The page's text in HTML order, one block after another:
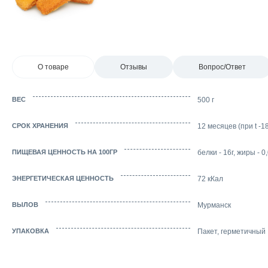
О товаре Отзывы Вопрос/Ответ
ВЕС 500 г
СРОК ХРАНЕНИЯ 12 месяцев (при t -
ПИЩЕВАЯ ЦЕННОСТЬ НА 100ГР белки - 16г, жиры -
ЭНЕРГЕТИЧЕСКАЯ ЦЕННОСТЬ 72 кКал
ВЫЛОВ Мурманск
УПАКОВКА Пакет, герметичный